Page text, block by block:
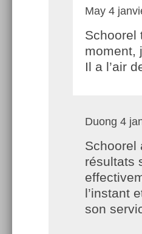
May 4
Schoorel
moment,
Il a l’air
Duong 4
Schoorel
résultats
l’instant
son